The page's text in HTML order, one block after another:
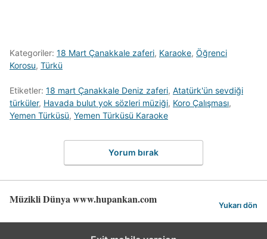
Kategoriler: 18 Mart Çanakkale zaferi, Karaoke, Öğrenci
Korosu, Türkü
Etiketler: 18 mart Çanakkale Deniz zaferi, Atatürk'ün sevdiği
türküler, Havada bulut yok sözleri müziği, Koro Çalışması,
Yemen Türküsü, Yemen Türküsü Karaoke
Yorum bırak
Müzikli Dünya www.hupankan.com Yukarı dön